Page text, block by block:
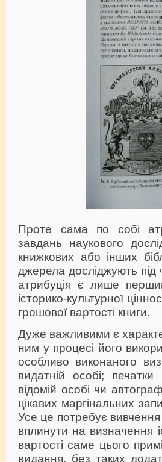
Проте сама по собі
завдань наукового
книжкових або інших
джерела досліджують під
атрибуція є лише
історико-культурної
грошової вартості книги.
Дуже важливими є
ним у процесі його
особливо виконаного
видатній особі; печатки
відомій особі чи
цікавих маргінальних
Усе це потребує
вплинути на визначення
вартості саме цього
видання, без таких